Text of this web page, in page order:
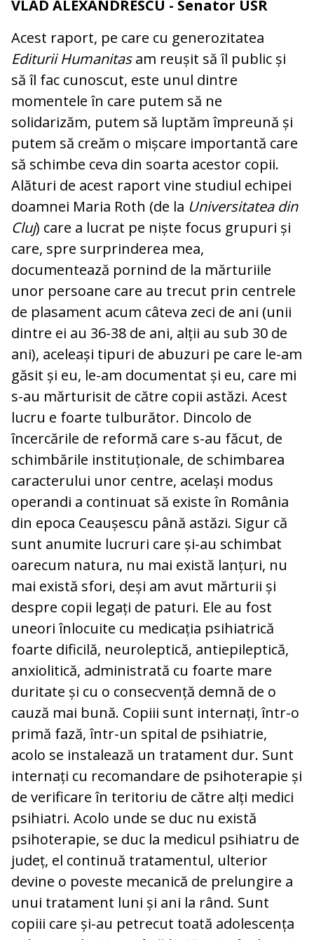
VLAD ALEXANDRESCU - Senator USR
Acest raport, pe care cu generozitatea
Editurii Humanitasam reușit să îl public și
să îl fac cunoscut, este unul dintre
momentele în care putem să ne
solidarizăm, putem să luptăm împreună și
putem să creăm o mișcare importantă care
să schimbe ceva din soarta acestor copii.
Alături de acest raport vine studiul echipei
doamnei Maria Roth (de la Universitatea din
Cluj) care a lucrat pe niște focus grupuri și
care, spre surprinderea mea,
documentează pornind de la mărturiile
unor persoane care au trecut prin centrele
de plasament acum câteva zeci de ani (unii
dintre ei au 36-38 de ani, alții au sub 30 de
ani), aceleași tipuri de abuzuri pe care le-am
găsit și eu, le-am documentat și eu, care mi
s-au mărturisit de către copii astăzi. Acest
lucru e foarte tulburător. Dincolo de
încercările de reformă care s-au făcut, de
schimbările instituționale, de schimbarea
caracterului unor centre, același modus
operandi a continuat să existe în România
din epoca Ceaușescu până astăzi. Sigur că
sunt anumite lucruri care și-au schimbat
oarecum natura, nu mai există lanțuri, nu
mai există sfori, deși am avut mărturii și
despre copii legați de paturi. Ele au fost
uneori înlocuite cu medicația psihiatrică
foarte dificilă, neuroleptică, antiepileptică,
anxiolitică, administrată cu foarte mare
duritate și cu o consecvență demnă de o
cauză mai bună. Copiii sunt internați, într-o
primă fază, într-un spital de psihiatrie,
acolo se instalează un tratament dur. Sunt
internați cu recomandare de psihoterapie și
de verificare în teritoriu de către alți medici
psihiatri. Acolo unde se duc nu există
psihoterapie, se duc la medicul psihiatru de
județ, el continuă tratamentul, ulterior
devine o poveste mecanică de prelungire a
unui tratament luni și ani la rând. Sunt
copiii care și-au petrecut toată adolescența